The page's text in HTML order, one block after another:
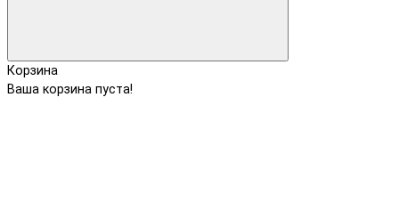
Корзина
Ваша корзина пуста!